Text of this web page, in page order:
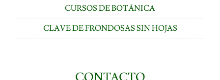
CURSOS DE BOTÁNICA
CLAVE DE FRONDOSAS SIN HOJAS